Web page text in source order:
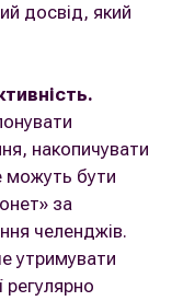
досвід, який
накопичувати
можуть бути
за
челенджів.
утримувати
регулярно